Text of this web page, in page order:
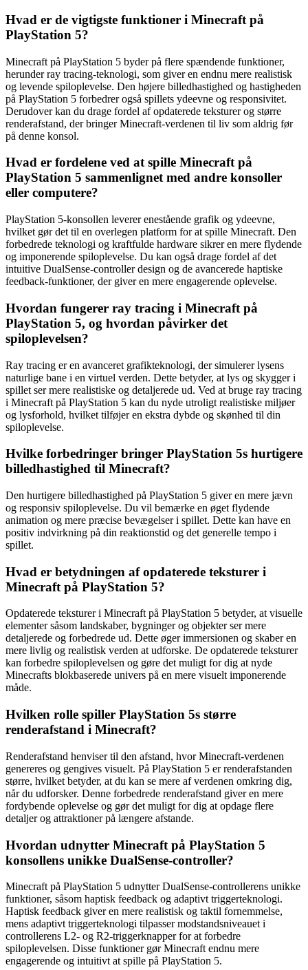
Hvad er de vigtigste funktioner i Minecraft på
PlayStation 5?
Minecraft på PlayStation 5 byder på flere spændende funktioner,
herunder ray tracing-teknologi, som giver en endnu mere realistisk
og levende spiloplevelse. Den højere billedhastighed og hastigheden
på PlayStation 5 forbedrer også spillets ydeevne og responsivitet.
Derudover kan du drage fordel af opdaterede teksturer og større
renderafstand, der bringer Minecraft-verdenen til liv som aldrig før
på denne konsol.
Hvad er fordelene ved at spille Minecraft på
PlayStation 5 sammenlignet med andre konsoller
eller computere?
PlayStation 5-konsollen leverer enestående grafik og ydeevne,
hvilket gør det til en overlegen platform for at spille Minecraft. Den
forbedrede teknologi og kraftfulde hardware sikrer en mere flydende
og imponerende spiloplevelse. Du kan også drage fordel af det
intuitive DualSense-controller design og de avancerede haptiske
feedback-funktioner, der giver en mere engagerende oplevelse.
Hvordan fungerer ray tracing i Minecraft på
PlayStation 5, og hvordan påvirker det
spiloplevelsen?
Ray tracing er en avanceret grafikteknologi, der simulerer lysens
naturlige bane i en virtuel verden. Dette betyder, at lys og skygger i
spillet ser mere realistiske og detaljerede ud. Ved at bruge ray tracing
i Minecraft på PlayStation 5 kan du nyde utroligt realistiske miljøer
og lysforhold, hvilket tilføjer en ekstra dybde og skønhed til din
spiloplevelse.
Hvilke forbedringer bringer PlayStation 5s hurtigere
billedhastighed til Minecraft?
Den hurtigere billedhastighed på PlayStation 5 giver en mere jævn
og responsiv spiloplevelse. Du vil bemærke en øget flydende
animation og mere præcise bevægelser i spillet. Dette kan have en
positiv indvirkning på din reaktionstid og det generelle tempo i
spillet.
Hvad er betydningen af opdaterede teksturer i
Minecraft på PlayStation 5?
Opdaterede teksturer i Minecraft på PlayStation 5 betyder, at visuelle
elementer såsom landskaber, bygninger og objekter ser mere
detaljerede og forbedrede ud. Dette øger immersionen og skaber en
mere livlig og realistisk verden at udforske. De opdaterede teksturer
kan forbedre spiloplevelsen og gøre det muligt for dig at nyde
Minecrafts blokbaserede univers på en mere visuelt imponerende
måde.
Hvilken rolle spiller PlayStation 5s større
renderafstand i Minecraft?
Renderafstand henviser til den afstand, hvor Minecraft-verdenen
genereres og gengives visuelt. På PlayStation 5 er renderafstanden
større, hvilket betyder, at du kan se mere af verdenen omkring dig,
når du udforsker. Denne forbedrede renderafstand giver en mere
fordybende oplevelse og gør det muligt for dig at opdage flere
detaljer og attraktioner på længere afstande.
Hvordan udnytter Minecraft på PlayStation 5
konsollens unikke DualSense-controller?
Minecraft på PlayStation 5 udnytter DualSense-controllerens unikke
funktioner, såsom haptisk feedback og adaptivt triggerteknologi.
Haptisk feedback giver en mere realistisk og taktil fornemmelse,
mens adaptivt triggerteknologi tilpasser modstandsniveauet i
controllerens L2- og R2-triggerknapper for at forbedre
spiloplevelsen. Disse funktioner gør Minecraft endnu mere
engagerende og intuitivt at spille på PlayStation 5.